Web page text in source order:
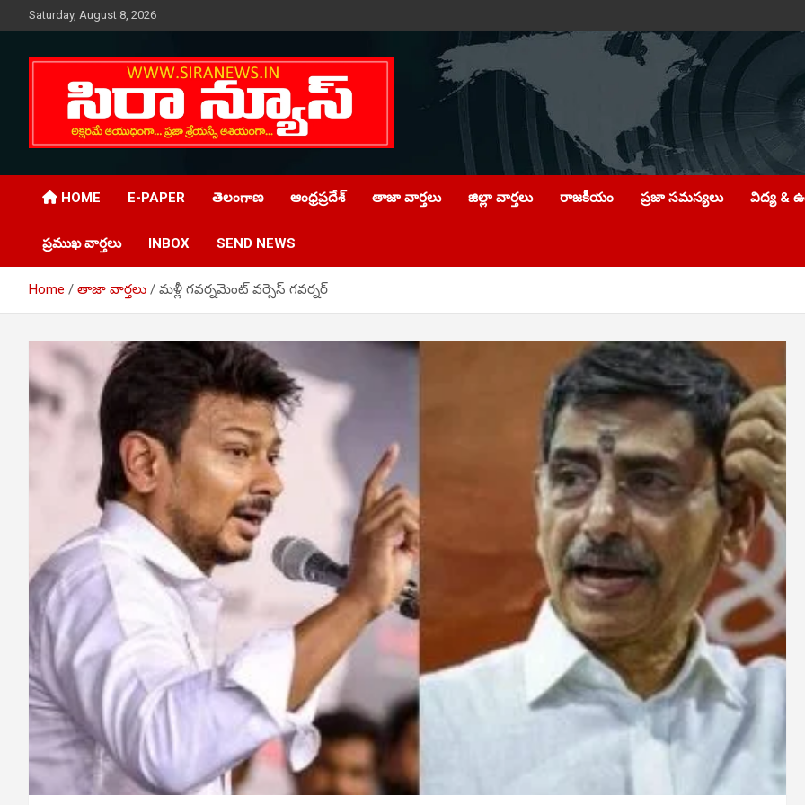
to
Saturday, August 8, 2026
SIRA NEWS
HOME E-PAPER తెలంగాణ ఆంధ్రప్రదేశ్ తాజా వార్తలు జిల్లా వార్తలు రాజకీయం ప్రజా సమస్యలు విద్య &
ప్రముఖ వార్తలు INBOX SEND NEWS
Home తాజా వార్తలు మళ్లీ గవర్నమెంట్ వర్సెస్ గవర్నర్